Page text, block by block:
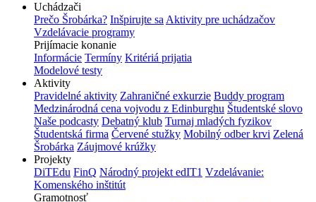
Uchádzači
Prečo Šrobárka? Inšpirujte sa Aktivity pre uchádzačov
Vzdelávacie programy
Prijímacie konanie
Informácie Termíny Kritériá prijatia
Modelové testy
Aktivity
Pravidelné aktivity Zahraničné exkurzie Buddy program
Medzinárodná cena vojvodu z Edinburghu Študentské slovo
Naše podcasty Debatný klub Turnaj mladých fyzikov
Študentská firma Červené stužky Mobilný odber krvi Zelená
Šrobárka Záujmové krúžky
Projekty
DiTEdu FinQ Národný projekt edIT1 Vzdelávanie:
Komenského inštitút
Gramotnosť